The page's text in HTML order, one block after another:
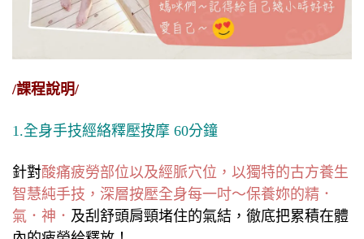
/課程說明/
1.全身手技經絡釋壓按摩 60分鐘
針對酸痛疲勞部位以及經脈穴位，以獨特的古方養生
智慧純手技，深層按壓全身每一吋～保養妳的精．
氣．神． 及刮舒頭肩頸堵住的氣結，徹底把累積在體